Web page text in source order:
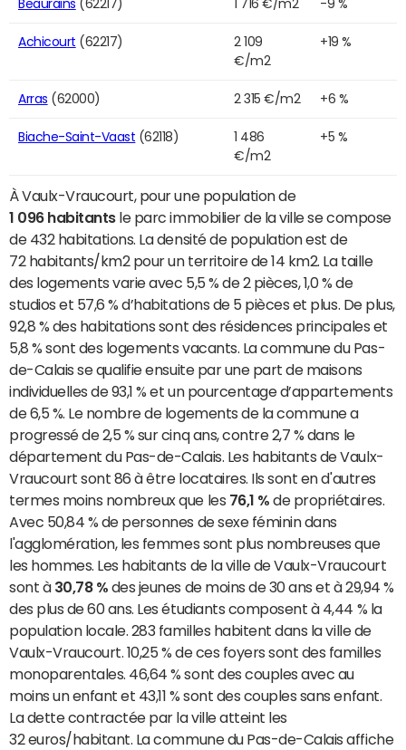
Beaurains (62217) 1 716 €/m2 -9 %
Achicourt (62217)
2 109
€/m2
+19 %
Arras (62000) 2 315 €/m2 +6 %
Biache-Saint-Vaast (62118)
1 486
€/m2
+5 %
À Vaulx-Vraucourt, pour une population de
1 096 habitantsle parc immobilier de la ville se compose
de 432 habitations. La densité de population est de
72 habitants/km2 pour un territoire de 14 km2. La taille
des logements varie avec 5,5 % de 2 pièces, 1,0 % de
studios et 57,6 % d’habitations de 5 pièces et plus. De plus,
92,8 % des habitations sont des résidences principales et
5,8 % sont des logements vacants. La commune du Pas-
de-Calais se qualifie ensuite par une part de maisons
individuelles de 93,1 % et un pourcentage d’appartements
de 6,5 %. Le nombre de logements de la commune a
progressé de 2,5 % sur cinq ans, contre 2,7 % dans le
département du Pas-de-Calais. Les habitants de Vaulx-
Vraucourt sont 86 à être locataires. Ils sont en d'autres
termes moins nombreux que les 76,1 % de propriétaires.
Avec 50,84 % de personnes de sexe féminin dans
l'agglomération, les femmes sont plus nombreuses que
les hommes. Les habitants de la ville de Vaulx-Vraucourt
sont à 30,78 % des jeunes de moins de 30 ans et à 29,94 %
des plus de 60 ans. Les étudiants composent à 4,44 % la
population locale. 283 familles habitent dans la ville de
Vaulx-Vraucourt. 10,25 % de ces foyers sont des familles
monoparentales. 46,64 % sont des couples avec au
moins un enfant et 43,11 % sont des couples sans enfant.
La dette contractée par la ville atteint les
32 euros/habitant. La commune du Pas-de-Calais affiche